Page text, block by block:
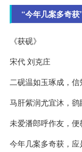
“今年几案多奇获
《获砚》
宋代 刘克庄
二砚温如玉琢成，信
马肝紫润尤宜沐，鹆
未爱潘郎呼作友，便
今年几案多奇获，应